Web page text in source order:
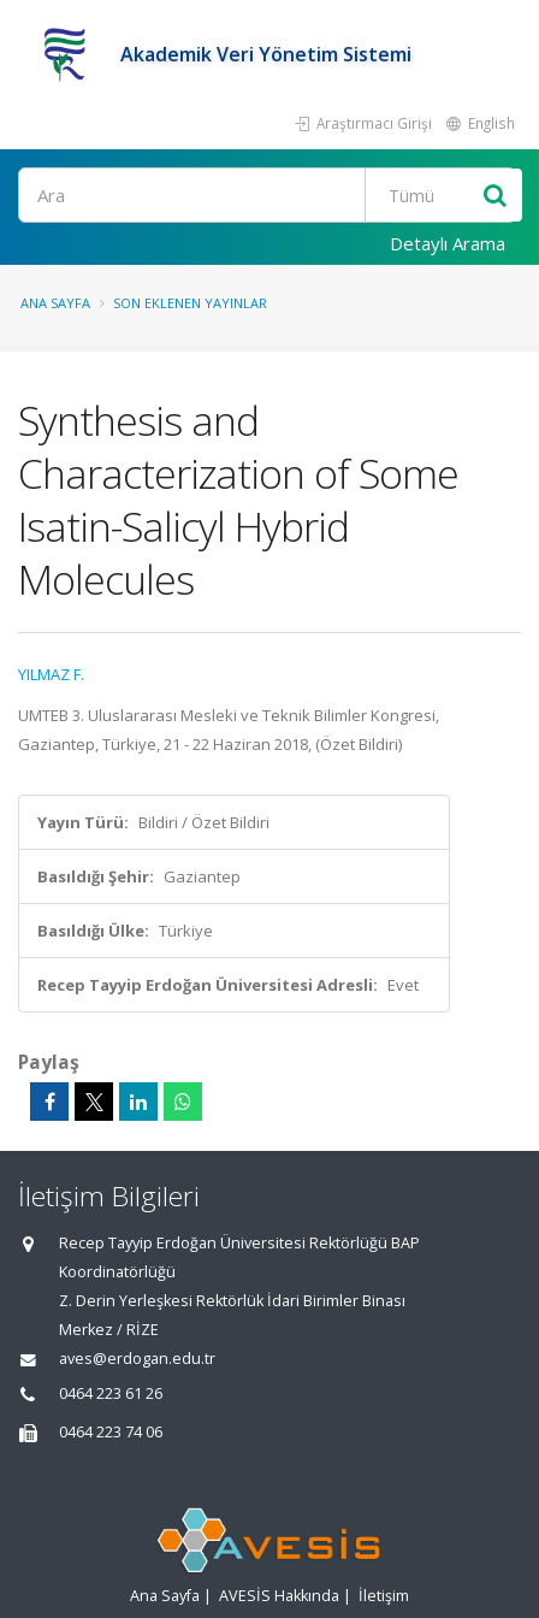
Akademik Veri Yönetim Sistemi
Araştırmacı Girişi English
Ara
Detaylı Arama
ANA SAYFA SON EKLENEN YAYINLAR
Synthesis and
Characterization of Some
Isatin-Salicyl Hybrid
Molecules
YILMAZ F.
UMTEB 3. Uluslararası Mesleki ve Teknik Bilimler Kongresi,
Gaziantep, Türkiye, 21 - 22 Haziran 2018, (Özet Bildiri)
Yayın Türü: Bildiri / Özet Bildiri
Basıldığı Şehir: Gaziantep
Basıldığı Ülke: Türkiye
Recep Tayyip Erdoğan Üniversitesi Adresli: Evet
Paylaş
İletişim Bilgileri
Recep Tayyip Erdoğan Üniversitesi Rektörlüğü BAP
Koordinatörlüğü
Z. Derin Yerleşkesi Rektörlük İdari Birimler Binası
Merkez / RİZE
aves@erdogan.edu.tr
0464 223 61 26
0464 223 74 06
Ana Sayfa | AVESİS Hakkında | İletişim